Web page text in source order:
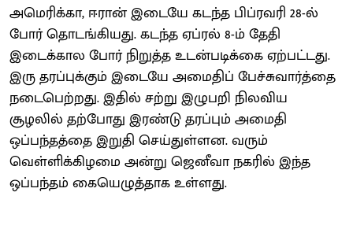
அமெரிக்கா, ஈரான் இடையே கடந்த பிப்ரவரி 28-ல்
போர் தொடங்கியது. கடந்த ஏப்ரல் 8-ம் தேதி
இடைக்கால போர் நிறுத்த உடன்படிக்கை ஏற்பட்டது.
இரு தரப்புக்கும் இடையே அமைதிப் பேச்சுவார்த்தை
நடைபெற்றது. இதில் சற்று இழுபறி நிலவிய
சூழலில் தற்போது இரண்டு தரப்பும் அமைதி
ஒப்பந்தத்தை இறுதி செய்துள்ளன. வரும்
வெள்ளிக்கிழமை அன்று ஜெனீவா நகரில் இந்த
ஒப்பந்தம் கையெழுத்தாக உள்ளது.